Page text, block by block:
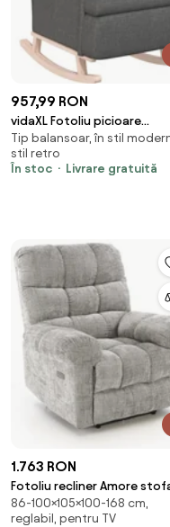
957,99 RON
vidaXL Fotoliu picioare
balansoar din lemn de
închis textil
Tip balansoar, în stil
stil retro
În stoc
Livrare gratuită
1.763 RON
Fotoliu recliner Amore
H100 cm
86-100×105×100-168 cm,
reglabil, pentru TV